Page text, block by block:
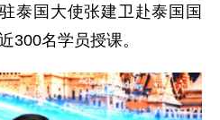
泰国大使张建卫赴泰国国
300名学员授课。